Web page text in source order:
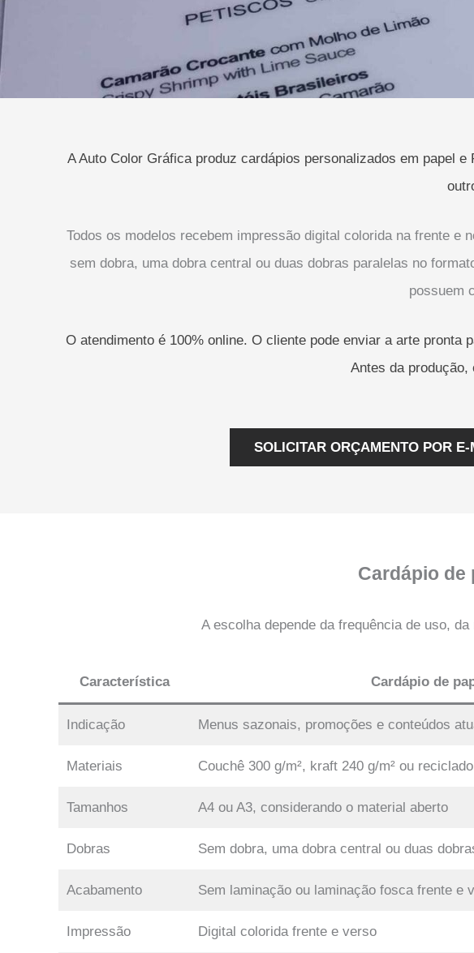
A Auto Color Gráfica produz cardápios personalizados em papel
Todos os modelos recebem impressão digital colorida na frente e
sem dobra, uma dobra central ou duas dobras paralelas no
possuem
O atendimento é 100% online. O cliente pode enviar a arte
Antes da produção,
SOLICITAR ORÇAMENTO POR E-
Cardápio de
A escolha depende da frequência de uso,
Característica Cardápio de
Indicação Menus sazonais, promoções e conteúdos
Materiais Couchê 300 g/m², kraft 240 g/m² ou
Tamanhos A4 ou A3, considerando o material aberto
Dobras Sem dobra, uma dobra central ou duas
Acabamento Sem laminação ou laminação fosca frente e
Impressão Digital colorida frente e verso